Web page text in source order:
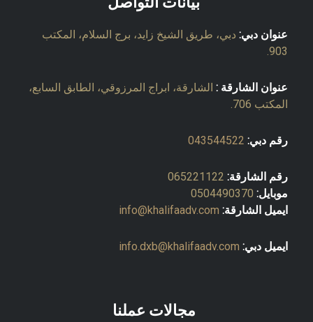
عنوان دبي: دبي، طريق الشيخ زايد، برج السلام، المكتب
903.
عنوان الشارقة : الشارقة، ابراج المرزوقي، الطابق السابع،
المكتب 706.
رقم دبي: 043544522
رقم الشارقة: 065221122
موبايل: 0504490370
ايميل الشارقة: info@khalifaadv.com
ايميل دبي: info.dxb@khalifaadv.com
مجالات عملنا